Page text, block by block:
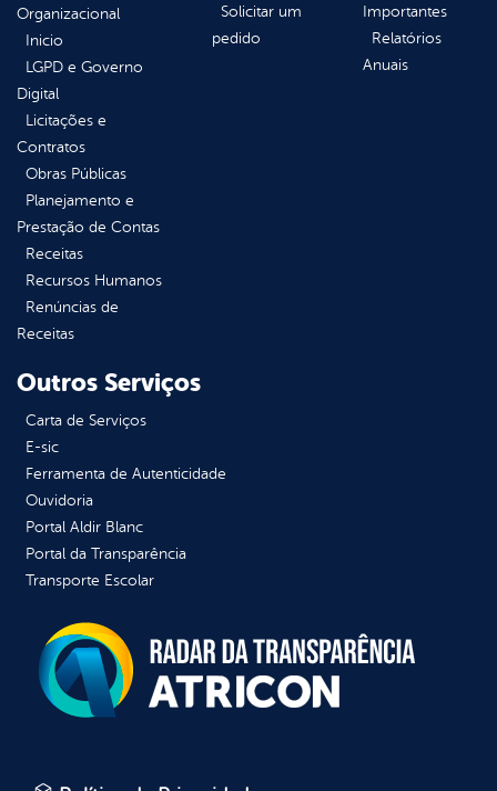
Organizacional
Inicio
LGPD e Governo
Digital
Licitações e
Contratos
Obras Públicas
Planejamento e
Prestação de Contas
Receitas
Recursos Humanos
Renúncias de
Receitas
Solicitar um
pedido
Importantes
Relatórios
Anuais
Outros Serviços
Carta de Serviços
E-sic
Ferramenta de Autenticidade
Ouvidoria
Portal Aldir Blanc
Portal da Transparência
Transporte Escolar